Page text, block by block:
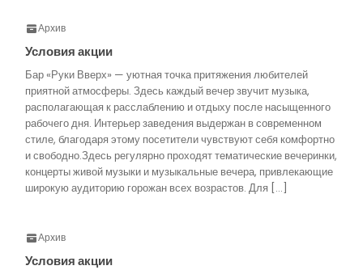
Архив
Условия акции
Бар «Руки Вверх» — уютная точка притяжения любителей
приятной атмосферы. Здесь каждый вечер звучит музыка,
располагающая к расслаблению и отдыху после насыщенного
рабочего дня. Интерьер заведения выдержан в современном
стиле, благодаря этому посетители чувствуют себя комфортно
и свободно.Здесь регулярно проходят тематические вечеринки,
концерты живой музыки и музыкальные вечера, привлекающие
широкую аудиторию горожан всех возрастов. Для […]
Архив
Условия акции